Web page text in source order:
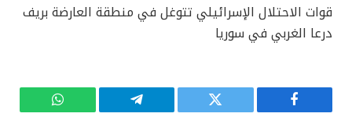
قوات الاحتلال الإسرائيلي تتوغل في منطقة العارضة بريف
درعا الغربي في سوريا
فيسبوك تويتر تيلقرام واتساب